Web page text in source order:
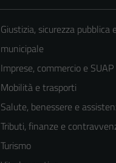
Giustizia, sicurezza pubblica
municipale
Imprese, commercio e SUAP
Mobilità e trasporti
Salute, benessere e
Tributi, finanze e
Turismo